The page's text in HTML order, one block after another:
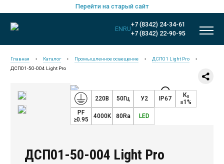
Перейти на старый сайт
ENRU
+7 (8342) 24-34-61
+7 (8342) 22-90-95
Главная › Каталог › Промышленное освещение › ДСП01 Light Pro
›
ДСП01-50-004 Light Pro
220В 50Гц У2 IP67 Кп
≤1%
PF
≥0.95
4000K 80Ra LED
ДСП01-50-004 Light Pro